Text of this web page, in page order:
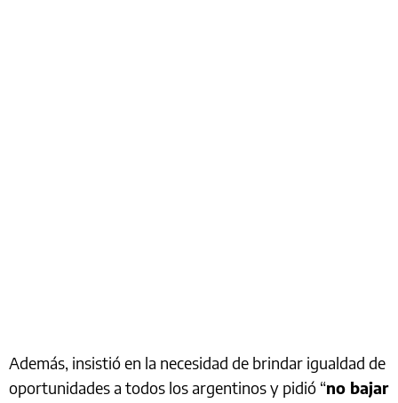
Además, insistió en la necesidad de brindar igualdad de
oportunidades a todos los argentinos y pidió “no bajar